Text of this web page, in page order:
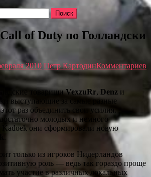
of Duty по Голландски
2010 Петр КартодинКомментариев
товарищиVexzuRr, Denz и
выступающие за самые разные
раз объединить свои усилия.
молодых и немного
они сформировали новую
только из игроков Нидерландов
роль — ведь так гораздо проще
участие в различных локальных